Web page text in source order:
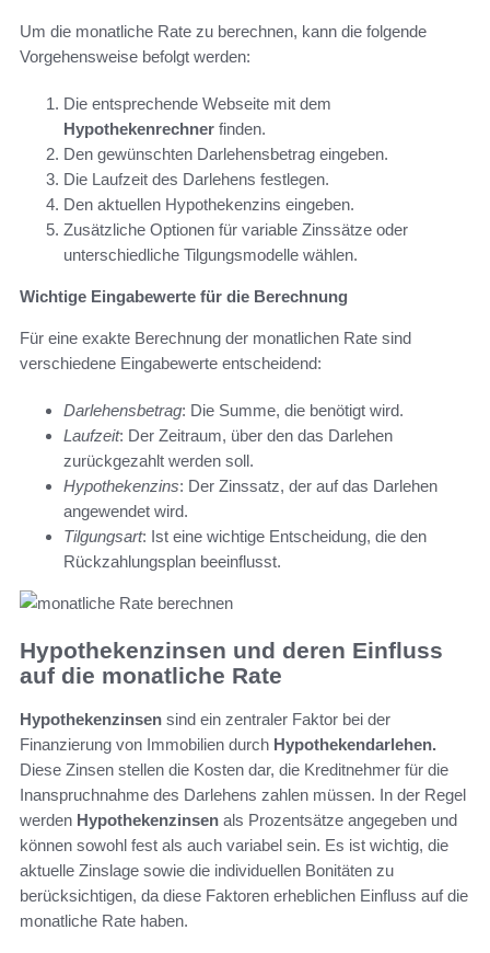
Um die monatliche Rate zu berechnen, kann die folgende
Vorgehensweise befolgt werden:
Die entsprechende Webseite mit dem
Hypothekenrechner finden.
Den gewünschten Darlehensbetrag eingeben.
Die Laufzeit des Darlehens festlegen.
Den aktuellen Hypothekenzins eingeben.
Zusätzliche Optionen für variable Zinssätze oder
unterschiedliche Tilgungsmodelle wählen.
Wichtige Eingabewerte für die Berechnung
Für eine exakte Berechnung der monatlichen Rate sind
verschiedene Eingabewerte entscheidend:
Darlehensbetrag: Die Summe, die benötigt wird.
Laufzeit: Der Zeitraum, über den das Darlehen
zurückgezahlt werden soll.
Hypothekenzins: Der Zinssatz, der auf das Darlehen
angewendet wird.
Tilgungsart: Ist eine wichtige Entscheidung, die den
Rückzahlungsplan beeinflusst.
Hypothekenzinsen und deren Einfluss
auf die monatliche Rate
Hypothekenzinsen sind ein zentraler Faktor bei der
Finanzierung von Immobilien durch Hypothekendarlehen.
Diese Zinsen stellen die Kosten dar, die Kreditnehmer für die
Inanspruchnahme des Darlehens zahlen müssen. In der Regel
werden Hypothekenzinsen als Prozentsätze angegeben und
können sowohl fest als auch variabel sein. Es ist wichtig, die
aktuelle Zinslage sowie die individuellen Bonitäten zu
berücksichtigen, da diese Faktoren erheblichen Einfluss auf die
monatliche Rate haben.